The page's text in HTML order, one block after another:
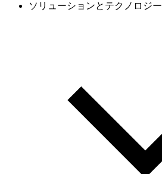
ソリューションとテクノロジー